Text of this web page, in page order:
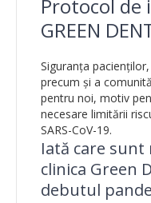
Protocol de
GREEN
Siguranța
precum și a
pentru noi, motiv
necesare limitării
SARS-CoV-19.
Iată care
clinica Green
debutul